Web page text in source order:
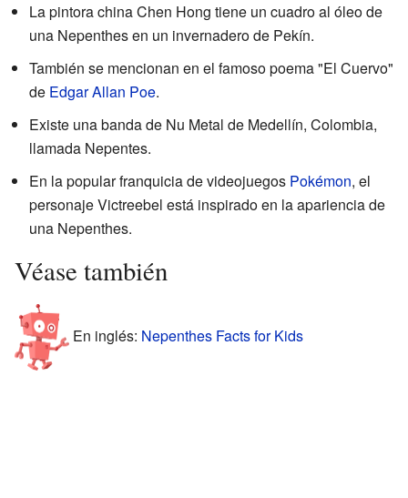
La pintora china Chen Hong tiene un cuadro al óleo de
una Nepenthes en un invernadero de Pekín.
También se mencionan en el famoso poema "El Cuervo"
de Edgar Allan Poe.
Existe una banda de Nu Metal de Medellín, Colombia,
llamada Nepentes.
En la popular franquicia de videojuegos Pokémon, el
personaje Victreebel está inspirado en la apariencia de
una Nepenthes.
Véase también
En inglés: Nepenthes Facts for Kids